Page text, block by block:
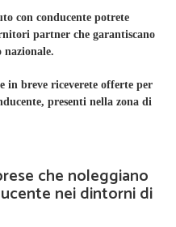
con conducente potrete
partner che garantiscano
breve riceverete offerte per
presenti nella zona di
che noleggiano
nei dintorni di